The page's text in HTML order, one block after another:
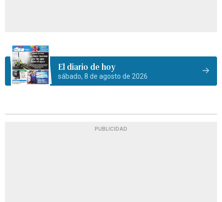
El diario de hoy
sábado, 8 de agosto de 2026
PUBLICIDAD